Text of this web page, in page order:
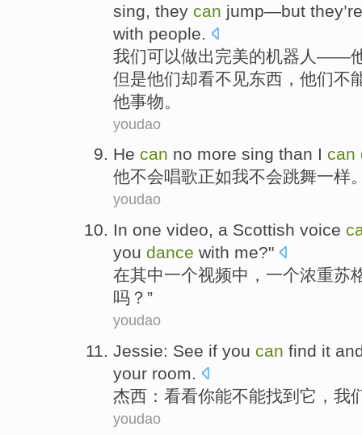
sing , they can jump—but
with people
我们可以做出完美的机器人 ——
但是他们却看不见东西 ，他们不
他事物。
youdao
He can no more sing than I can
他不会唱歌正如我不会跳舞一样
youdao
In one video, a Scottish voice
you dance with me?"
在其中一个视频中， 一个浓重苏
吗？”
youdao
Jessie: See if you can find it
your room.
杰西 ： 看看你能不能找到 它 ， 我
youdao